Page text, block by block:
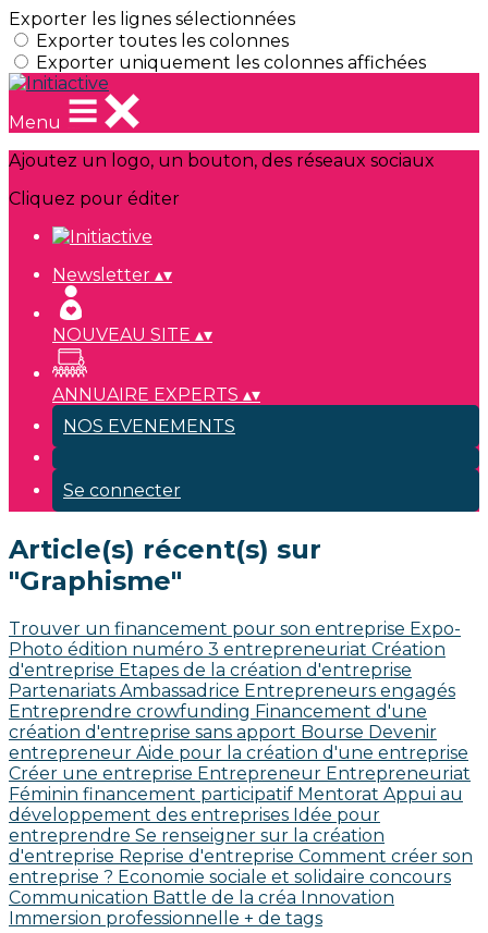
Exporter les lignes sélectionnées
Exporter toutes les colonnes
Exporter uniquement les colonnes affichées
Menu
Ajoutez un logo, un bouton, des réseaux sociaux
Cliquez pour éditer
Newsletter ▴▾
NOUVEAU SITE ▴▾
ANNUAIRE EXPERTS ▴▾
NOS EVENEMENTS
Se connecter
Article(s) récent(s) sur
"Graphisme"
Trouver un financement pour son entreprise Expo-
Photo édition numéro 3 entrepreneuriat Création
d'entreprise Etapes de la création d'entreprise
Partenariats Ambassadrice Entrepreneurs engagés
Entreprendre crowfunding Financement d'une
création d'entreprise sans apport Bourse Devenir
entrepreneur Aide pour la création d'une entreprise
Créer une entreprise Entrepreneur Entrepreneuriat
Féminin financement participatif Mentorat Appui au
développement des entreprises Idée pour
entreprendre Se renseigner sur la création
d'entreprise Reprise d'entreprise Comment créer son
entreprise ? Economie sociale et solidaire concours
Communication Battle de la créa Innovation
Immersion professionnelle + de tags